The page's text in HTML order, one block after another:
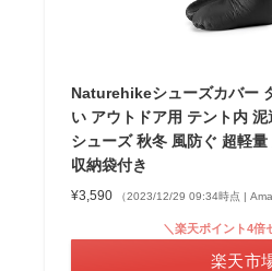
Naturehikeシューズカバー
い アウトドア用 テント内
シューズ 秋冬 風防ぐ 超軽
収納袋付き
¥3,590 （2023/12/29 09:34時点 |
＼楽天ポイント4倍
楽天市